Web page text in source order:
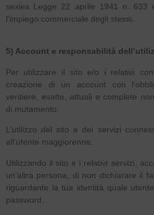
sexies Legge 22 aprile 1941 n. 633
l’impiego commerciale degli stessi.
5) Account e responsabilità
Per utilizzare il sito e/o i relativi
creazione di un account con
veritiere, esatte, attuali e complete
di mutamento.
L’utilizzo del sito e dei servizi
all’utente maggiorenne.
Utilizzando il sito e i relativi servizi,
un’altra persona, di non dichiarare il
riguardante la tua identità quale
password.